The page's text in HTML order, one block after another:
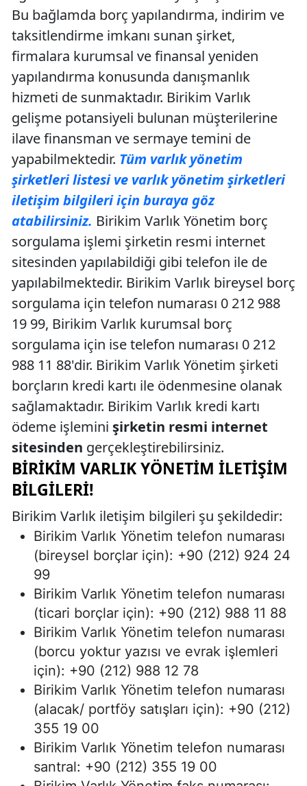
Bu bağlamda borç yapılandırma, indirim ve
taksitlendirme imkanı sunan şirket,
firmalara kurumsal ve finansal yeniden
yapılandırma konusunda danışmanlık
hizmeti de sunmaktadır. Birikim Varlık
gelişme potansiyeli bulunan müşterilerine
ilave finansman ve sermaye temini de
yapabilmektedir. Tüm varlık yönetim
şirketleri listesi ve varlık yönetim şirketleri
iletişim bilgileri için buraya göz
atabilirsiniz. Birikim Varlık Yönetim borç
sorgulama işlemi şirketin resmi internet
sitesinden yapılabildiği gibi telefon ile de
yapılabilmektedir. Birikim Varlık bireysel borç
sorgulama için telefon numarası 0 212 988
19 99, Birikim Varlık kurumsal borç
sorgulama için ise telefon numarası 0 212
988 11 88'dir. Birikim Varlık Yönetim şirketi
borçların kredi kartı ile ödenmesine olanak
sağlamaktadır. Birikim Varlık kredi kartı
ödeme işlemini şirketin resmi internet
sitesinden gerçekleştirebilirsiniz.
BIRIKIM VARLIK YÖNETIM İLETIŞIM
BILGILERI!
Birikim Varlık iletişim bilgileri şu şekildedir:
Birikim Varlık Yönetim telefon numarası
(bireysel borçlar için): +90 (212) 924 24
99
Birikim Varlık Yönetim telefon numarası
(ticari borçlar için): +90 (212) 988 11 88
Birikim Varlık Yönetim telefon numarası
(borcu yoktur yazısı ve evrak işlemleri
için): +90 (212) 988 12 78
Birikim Varlık Yönetim telefon numarası
(alacak/ portföy satışları için): +90 (212)
355 19 00
Birikim Varlık Yönetim telefon numarası
santral: +90 (212) 355 19 00